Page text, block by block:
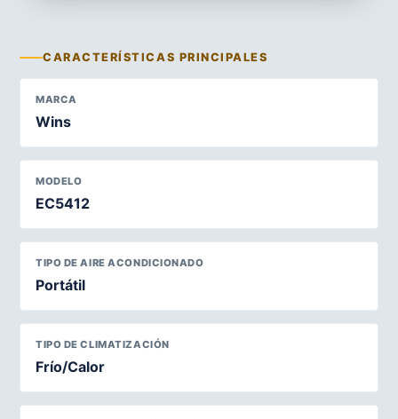
CARACTERÍSTICAS PRINCIPALES
MARCA
Wins
MODELO
EC5412
TIPO DE AIRE ACONDICIONADO
Portátil
TIPO DE CLIMATIZACIÓN
Frío/Calor